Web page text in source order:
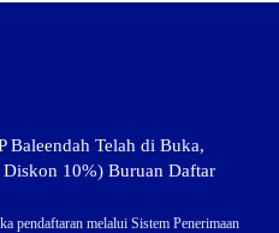
Baleendah Telah di Buka,
10%) Buruan Daftar
pendaftaran melalui Sistem Penerimaan